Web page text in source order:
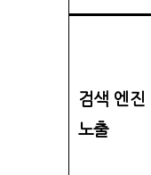
검색 엔진
노출